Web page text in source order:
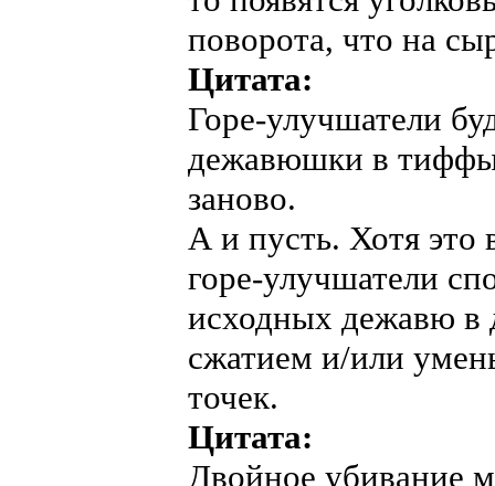
поворота, что на
Цитата:
Горе-улучшатели
дежавюшки в
заново.
А и пусть. Хотя это
горе-улучшатели
исходных дежавю в
сжатием и/или
точек.
Цитата:
Двойное убивание